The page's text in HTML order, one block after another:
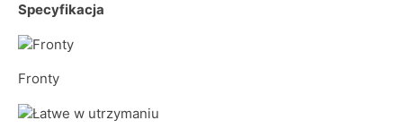
Specyfikacja
Fronty